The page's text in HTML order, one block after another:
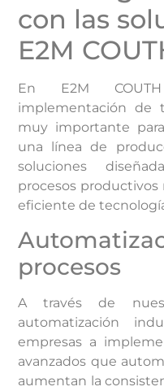
con las
E2M
En E2M
implementación de
muy importante
una línea de
soluciones
procesos
eficiente de
procesos
A través de
automatización
empresas a
avanzados que
aumentan la